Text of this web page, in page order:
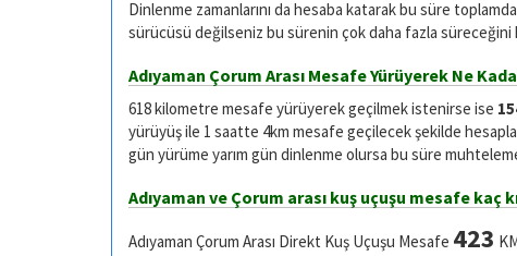
Dinlenme zamanlarını da hesaba katarak bu süre
sürücüsü değilseniz bu sürenin çok daha fazla süreceğini
Adıyaman Çorum Arası Mesafe Yürüyerek Ne
618 kilometre mesafe yürüyerek geçilmek istenirse ise
yürüyüş ile 1 saatte 4km mesafe geçilecek şekilde
gün yürüme yarım gün dinlenme olursa bu süre
Adıyaman ve Çorum arası kuş uçuşu mesafe kaç
Adıyaman Çorum Arası Direkt Kuş Uçuşu Mesafe 423